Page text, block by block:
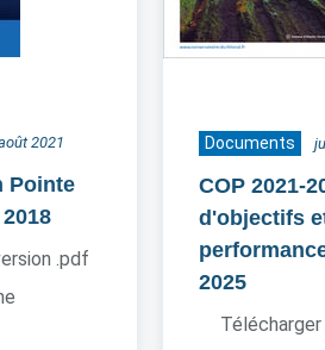
2021
Pointe
.pdf
Documents
COP 2021-
d'objectifs
2025